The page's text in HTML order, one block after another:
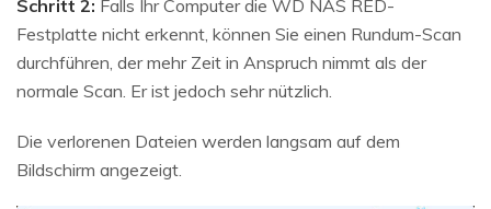
Schritt 2: Falls Ihr Computer die WD NAS RED-
Festplatte nicht erkennt, können Sie einen Rundum-Scan
durchführen, der mehr Zeit in Anspruch nimmt als der
normale Scan. Er ist jedoch sehr nützlich.
Die verlorenen Dateien werden langsam auf dem
Bildschirm angezeigt.